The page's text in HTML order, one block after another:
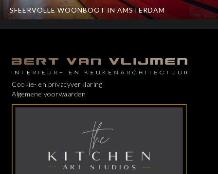
SFEERVOLLE WOONBOOT IN AMSTERDAM
Cookie- en privacyverklaring
Algemene voorwaarden